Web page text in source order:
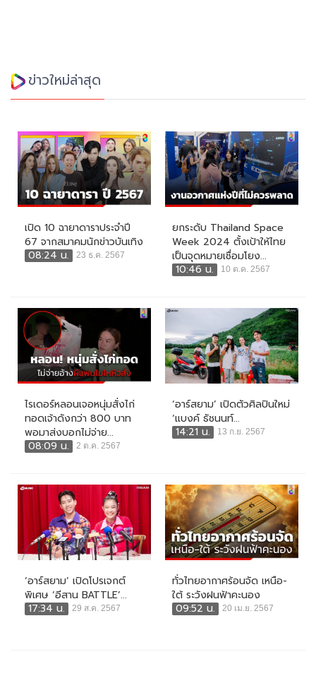
ข่าวใหม่ล่าสุด
เปิด 10 ฉายาดาราประจำปี
67 จากสมาคมนักข่าวบันเทิง
08:24 น.
23 ธ.ค. 2567
ยกระดับ Thailand Space
Week 2024 ตั้งเป้าให้ไทย
เป็นจุดหมายเชื่อมโยง...
10:46 น.
10 ต.ค. 2567
ไรเดอร์หลอนเจอหนุ่มสั่งไก่
ทอดเจ้าดังกว่า 800 บาท
พอมาส่งบอกไม่จ่าย...
08:09 น.
2 ต.ค. 2567
‘อาร์สยาม’ เปิดตัวศิลปินใหม่
‘แบงค์ ธัชนนท์...
14:21 น.
13 ก.ย. 2567
‘อาร์สยาม’ เปิดโปรเจกต์
พิเศษ ‘อีสาน BATTLE’...
17:34 น.
29 ส.ค. 2567
ทั่วไทยอากาศร้อนจัด เหนือ-
ใต้ ระวังฝนฟ้าคะนอง
09:52 น.
20 เม.ย. 2567